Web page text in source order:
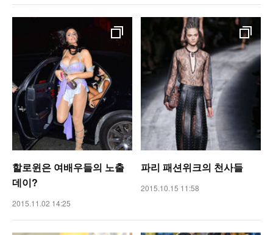
할로윈은 여배우들의 노출
데이?
2015.11.02 14:25
파리 패션위크의 천사들
2015.10.15 11:58